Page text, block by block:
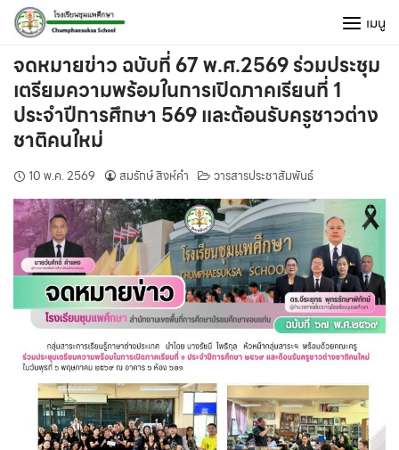
Skip
content
เมนู
จดหมายข่าว ฉบับที่ 67 พ.ศ.2569 ร่วมประชุม
เตรียมความพร้อมในการเปิดภาคเรียนที่ 1
ประจำปีการศึกษา 569 และต้อนรับครูชาวต่าง
ชาติคนใหม่
10 พ.ค. 2569 สมรักษ์ สิงห์คำ วารสารประชาสัมพันธ์